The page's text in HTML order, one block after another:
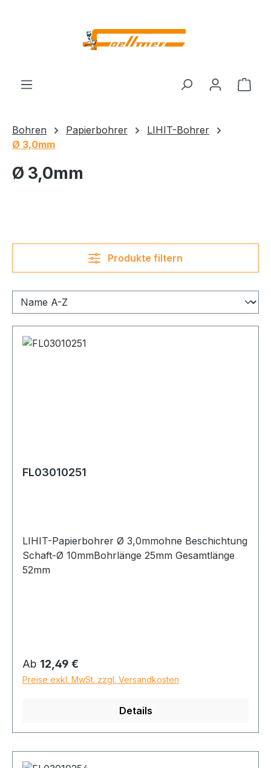
Bohren Papierbohrer
LIHIT-Bohrer
Ø 3,0mm
Ø 3,0mm
Produkte filtern
FL03010251
LIHIT-Papierbohrer Ø 3,0mmohne Beschichtung
Schaft-Ø 10mmBohrlänge 25mm Gesamtlänge
52mm
Regulärer Preis:
Ab 12,49 €
Preise exkl. MwSt. zzgl. Versandkosten
Details